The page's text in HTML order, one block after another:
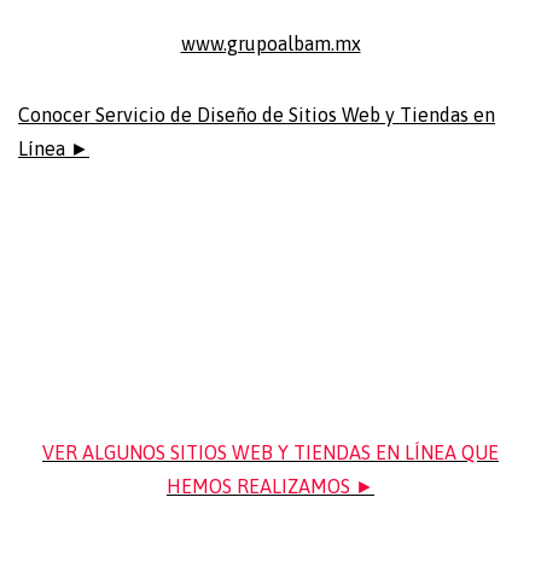
www.grupoalbam.mx
Conocer Servicio de Diseño de Sitios Web y Tiendas en
Línea ►
VER ALGUNOS SITIOS WEB Y TIENDAS EN LÍNEA QUE
HEMOS REALIZAMOS ►